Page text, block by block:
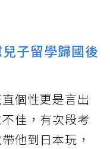
子留學歸國後
個性更是言出
佳，有次段考
他到日本玩，